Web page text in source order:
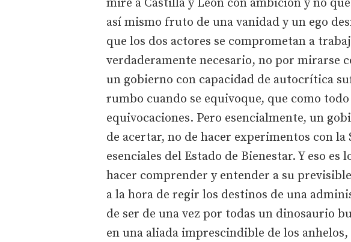
mire a Castilla y León con ambición y no
así mismo fruto de una vanidad y un ego
que los dos actores se comprometan a
verdaderamente necesario, no por mirarse
un gobierno con capacidad de autocrítica
rumbo cuando se equivoque, que como
equivocaciones. Pero esencialmente, un
de acertar, no de hacer experimentos con la
esenciales del Estado de Bienestar. Y eso
hacer comprender y entender a su
a la hora de regir los destinos de una
de ser de una vez por todas un dinosaurio
en una aliada imprescindible de los